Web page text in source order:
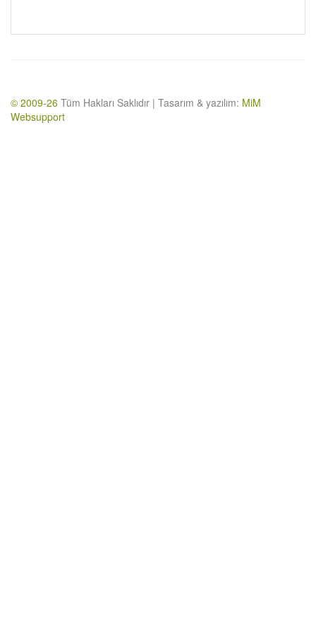
© 2009-26 Tüm Hakları Saklıdır | Tasarım & yazılım: MiM
Websupport